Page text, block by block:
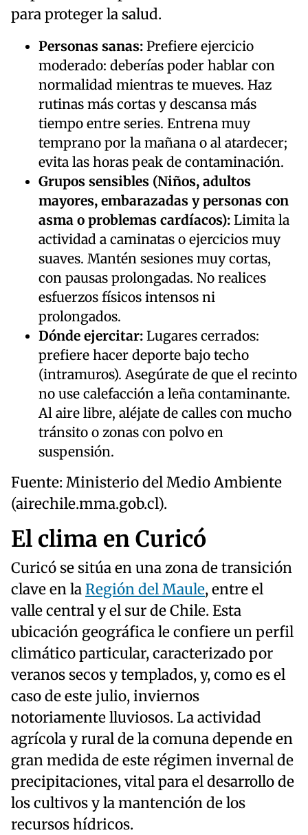
para proteger la salud.
Personas sanas: Prefiere ejercicio
moderado: deberías poder hablar con
normalidad mientras te mueves. Haz
rutinas más cortas y descansa más
tiempo entre series. Entrena muy
temprano por la mañana o al atardecer;
evita las horas peak de contaminación.
Grupos sensibles (Niños, adultos
mayores, embarazadas y personas con
asma o problemas cardíacos): Limita la
actividad a caminatas o ejercicios muy
suaves. Mantén sesiones muy cortas,
con pausas prolongadas. No realices
esfuerzos físicos intensos ni
prolongados.
Dónde ejercitar: Lugares cerrados:
prefiere hacer deporte bajo techo
(intramuros). Asegúrate de que el recinto
no use calefacción a leña contaminante.
Al aire libre, aléjate de calles con mucho
tránsito o zonas con polvo en
suspensión.
Fuente: Ministerio del Medio Ambiente
(airechile.mma.gob.cl).
El clima en Curicó
Curicó se sitúa en una zona de transición
clave en laRegión del Maule, entre el
valle central y el sur de Chile. Esta
ubicación geográfica le confiere un perfil
climático particular, caracterizado por
veranos secos y templados, y, como es el
caso de este julio, inviernos
notoriamente lluviosos. La actividad
agrícola y rural de la comuna depende en
gran medida de este régimen invernal de
precipitaciones, vital para el desarrollo de
los cultivos y la mantención de los
recursos hídricos.